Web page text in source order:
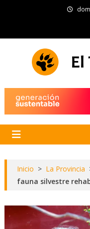
Inicio > La Provincia
fauna silvestre